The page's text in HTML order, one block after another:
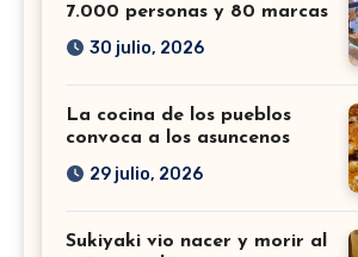
7.000 personas y 80 marcas
30 julio, 2026
La cocina de los pueblos
convoca a los asuncenos
29 julio, 2026
Sukiyaki vio nacer y morir al